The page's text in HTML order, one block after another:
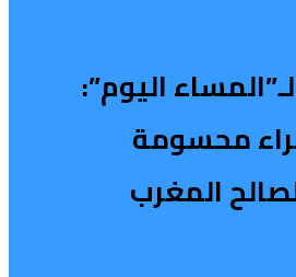
اليوم”:
محسومة
المغرب